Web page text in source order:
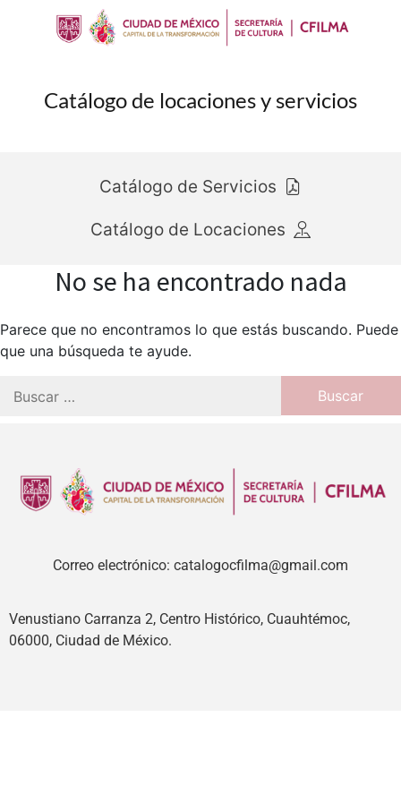
Catálogo de locaciones y servicios
Catálogo de Servicios
Catálogo de Locaciones
No se ha encontrado nada
Parece que no encontramos lo que estás buscando. Puede
que una búsqueda te ayude.
Correo electrónico: catalogocfilma@gmail.com
Venustiano Carranza 2, Centro Histórico, Cuauhtémoc,
06000, Ciudad de México.